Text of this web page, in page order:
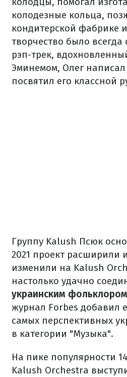
колодезные кольца,
кондитерской фабрике
творчество было
рэп-трек,
Эминемом, Олег написал
посвятил его классной
Группу Kalush Псюк
2021 проект расширили
изменили на Kalush
настолько удачно
украинским фольклором
журнал Forbes добавил
самых перспективных
в категории "Музыка".
На пике популярности
Kalush Orchestra